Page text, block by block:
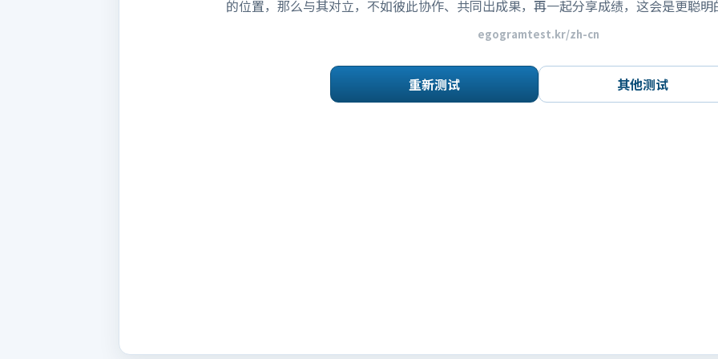
的位置，那么与其对立，不如彼此协作、共同出成果，再一起分享成绩，这会是更聪明
egogramtest.kr/zh-cn
重新测试 其他测试